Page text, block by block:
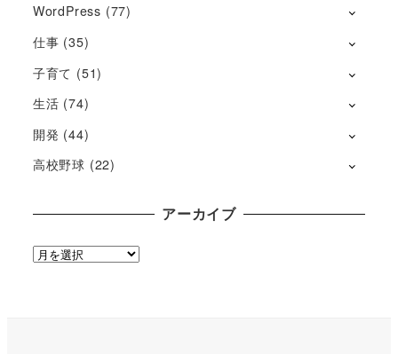
WordPress (77)
仕事 (35)
子育て (51)
生活 (74)
開発 (44)
高校野球 (22)
アーカイブ
ア